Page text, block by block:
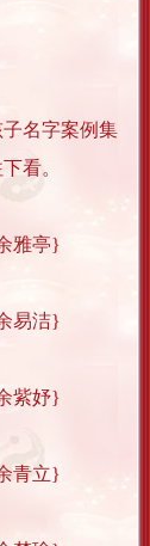
名字案例集
看。
雅亭}
易洁}
紫妤}
青立}